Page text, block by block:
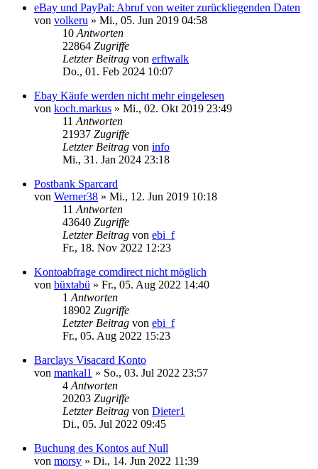
eBay und PayPal: Abruf von weiter zurückliegenden Daten
von volkeru » Mi., 05. Jun 2019 04:58
10 Antworten
22864 Zugriffe
Letzter Beitrag von erftwalk
Do., 01. Feb 2024 10:07
Ebay Käufe werden nicht mehr eingelesen
von koch.markus » Mi., 02. Okt 2019 23:49
11 Antworten
21937 Zugriffe
Letzter Beitrag von info
Mi., 31. Jan 2024 23:18
Postbank Sparcard
von Werner38 » Mi., 12. Jun 2019 10:18
11 Antworten
43640 Zugriffe
Letzter Beitrag von ebi_f
Fr., 18. Nov 2022 12:23
Kontoabfrage comdirect nicht möglich
von büxtabü » Fr., 05. Aug 2022 14:40
1 Antworten
18902 Zugriffe
Letzter Beitrag von ebi_f
Fr., 05. Aug 2022 15:23
Barclays Visacard Konto
von mankal1 » So., 03. Jul 2022 23:57
4 Antworten
20203 Zugriffe
Letzter Beitrag von Dieter1
Di., 05. Jul 2022 09:45
Buchung des Kontos auf Null
von morsy » Di., 14. Jun 2022 11:39